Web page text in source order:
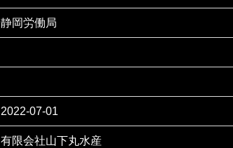
静岡労働局
2022-07-01
有限会社山下丸水産